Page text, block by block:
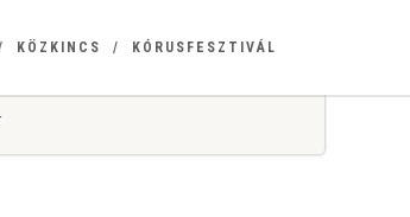
KÖZKINCS KÓRUSFESZTIVÁL